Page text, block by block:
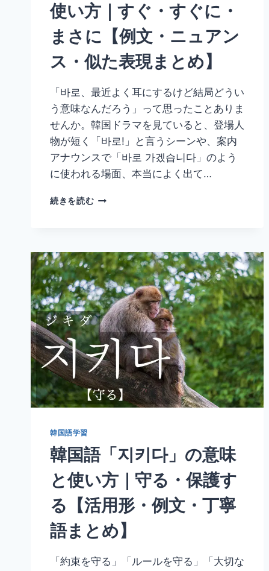
使い方｜すぐ・すぐに・
まさに【例文・ニュアン
ス・似た表現まとめ】
「바로、最近よく耳にするけど結局どうい
う意味なんだろう」って思ったことありま
せんか。韓国ドラマを見ていると、登場人
物が短く「바로!」と言うシーンや、案内
アナウンスで「바로 가겠습니다」のよう
に使われる場面、本当によく出て…
続きを読む韓
の
意
味
と
使
い
方
｜
す
ぐ・
す
ぐ
に
【例
文・
ニ
ュ
ア
ン
ス・
た
韓国語学習
韓国語「지키다」の意味
と使い方｜守る・保護す
る【活用形・例文・丁寧
語まとめ】
「約束を守る」「ルールを守る」「大切な